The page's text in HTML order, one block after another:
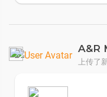
A&R
上传了